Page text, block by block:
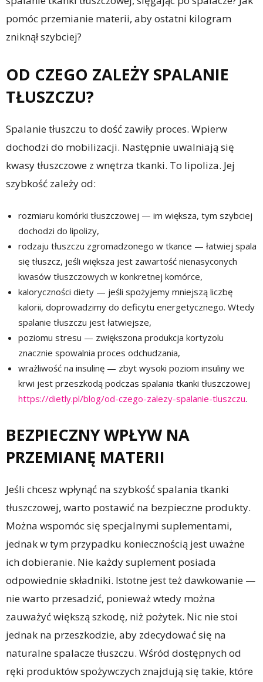
pomóc przemianie materii, aby ostatni kilogram
zniknął szybciej?
OD CZEGO ZALEŻY SPALANIE
TŁUSZCZU?
Spalanie tłuszczu to dość zawiły proces. Wpierw
dochodzi do mobilizacji. Następnie uwalniają się
kwasy tłuszczowe z wnętrza tkanki. To lipoliza. Jej
szybkość zależy od:
rozmiaru komórki tłuszczowej — im większa, tym szybciej
dochodzi do lipolizy,
rodzaju tłuszczu zgromadzonego w tkance — łatwiej spala
się tłuszcz, jeśli większa jest zawartość nienasyconych
kwasów tłuszczowych w konkretnej komórce,
kaloryczności diety — jeśli spożyjemy mniejszą liczbę
kalorii, doprowadzimy do deficytu energetycznego. Wtedy
spalanie tłuszczu jest łatwiejsze,
poziomu stresu — zwiększona produkcja kortyzolu
znacznie spowalnia proces odchudzania,
wrażliwość na insulinę — zbyt wysoki poziom insuliny we
krwi jest przeszkodą podczas spalania tkanki tłuszczowej
https://dietly.pl/blog/od-czego-zalezy-spalanie-tluszczu.
BEZPIECZNY WPŁYW NA
PRZEMIANĘ MATERII
Jeśli chcesz wpłynąć na szybkość spalania tkanki
tłuszczowej, warto postawić na bezpieczne produkty.
Można wspomóc się specjalnymi suplementami,
jednak w tym przypadku koniecznością jest uważne
ich dobieranie. Nie każdy suplement posiada
odpowiednie składniki. Istotne jest też dawkowanie —
nie warto przesadzić, ponieważ wtedy można
zauważyć większą szkodę, niż pożytek. Nic nie stoi
jednak na przeszkodzie, aby zdecydować się na
naturalne spalacze tłuszczu. Wśród dostępnych od
ręki produktów spożywczych znajdują się takie, które